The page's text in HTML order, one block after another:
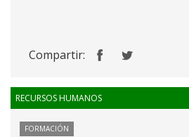
Compartir:
RECURSOS HUMANOS
FORMACIÓN